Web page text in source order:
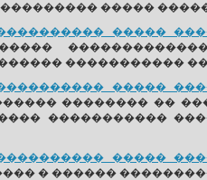
�����
�����
�����������
�����
�������� ��
�����������
�����
� ������